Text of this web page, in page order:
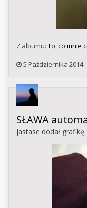
Z albumu: To, co mnie
5 Października 2014
SŁAWA
jastase dodał